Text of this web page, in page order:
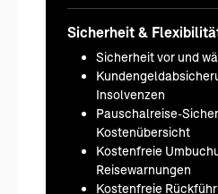
Sicherheit &
Sicherheit vor und
Insolvenzen
Pauschalreise-
Kostenübersicht
Kostenfreie
Reisewarnungen
Kostenfreie